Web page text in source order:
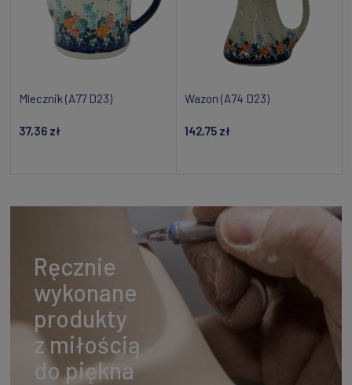
Mlecznik (A77 D23)
37,36 zł
Wazon (A74 D23)
142,75 zł
Ręcznie
wykonane
produkty
z miłością
do piękna